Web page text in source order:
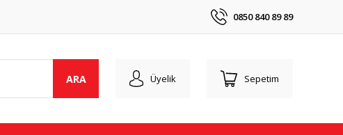
0850 840 89 89
ARA Üyelik Sepetim